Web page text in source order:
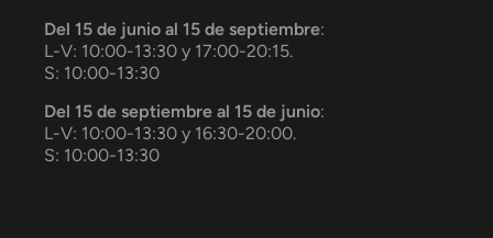
Del 15 de junio al 15 de septiembre:
L-V: 10:00-13:30 y 17:00-20:15.
S: 10:00-13:30
Del 15 de septiembre al 15 de junio:
L-V: 10:00-13:30 y 16:30-20:00.
S: 10:00-13:30